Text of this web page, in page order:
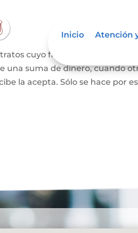
Inicio Atención
cuyo fin es que una
una suma de dinero, cuando
la acepta. Sólo se hace por